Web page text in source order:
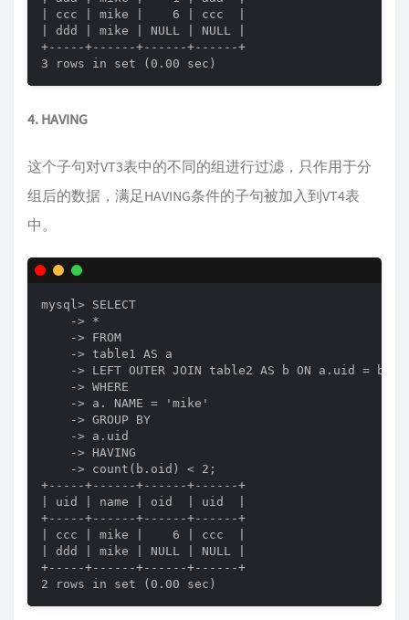
| ccc | mike |    6 | ccc  |
| ddd | mike | NULL | NULL |
+-----+------+------+------+
3 rows in set (0.00 sec)
4. HAVING
这个子句对VT3表中的不同的组进行过滤，只作用于分
组后的数据，满足HAVING条件的子句被加入到VT4表
中。
mysql> SELECT
    -> *
    -> FROM
    -> table1 AS a
-> LEFT OUTER JOIN table2 AS b ON a.uid =
    -> WHERE
    -> a. NAME = 'mike'
    -> GROUP BY
    -> a.uid
    -> HAVING
    -> count(b.oid) < 2;
+-----+------+------+------+
| uid | name | oid  | uid  |
+-----+------+------+------+
| ccc | mike |    6 | ccc  |
| ddd | mike | NULL | NULL |
+-----+------+------+------+
2 rows in set (0.00 sec)